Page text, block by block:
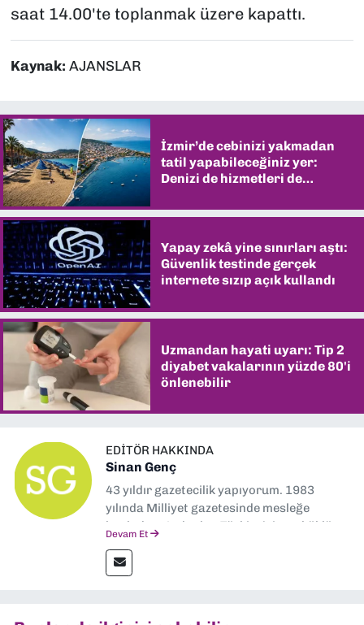
saat 14.00'te toplanmak üzere kapattı.
Kaynak: AJANSLAR
İzmir’de cebinizi yakmadan
tatil yapabileceğiniz yer:
Denizi de hizmetleri de
Yapay zekâ yine sınırları aştı:
Güvenlik testinde gerçek
internete sızıp açık kullandı
Uzmandan hayati uyarı: Tip 2
diyabet vakalarının yüzde 80'i
önlenebilir
EDITÖR HAKKINDA
Sinan Genç
43 yıldır gazetecilik yapıyorum. 1983
yılında Milliyet gazetesinde mesleğe
başladım. Ardından Türkiye’nin en köklü
muhabir, editör, müdür yardımcısı ve spor
müdürü olarak görev yaptım. Ayrıca Yeni
Devam Et